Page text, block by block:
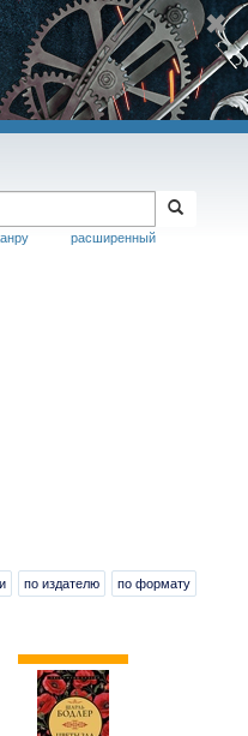
расширенный
по издателю по формату